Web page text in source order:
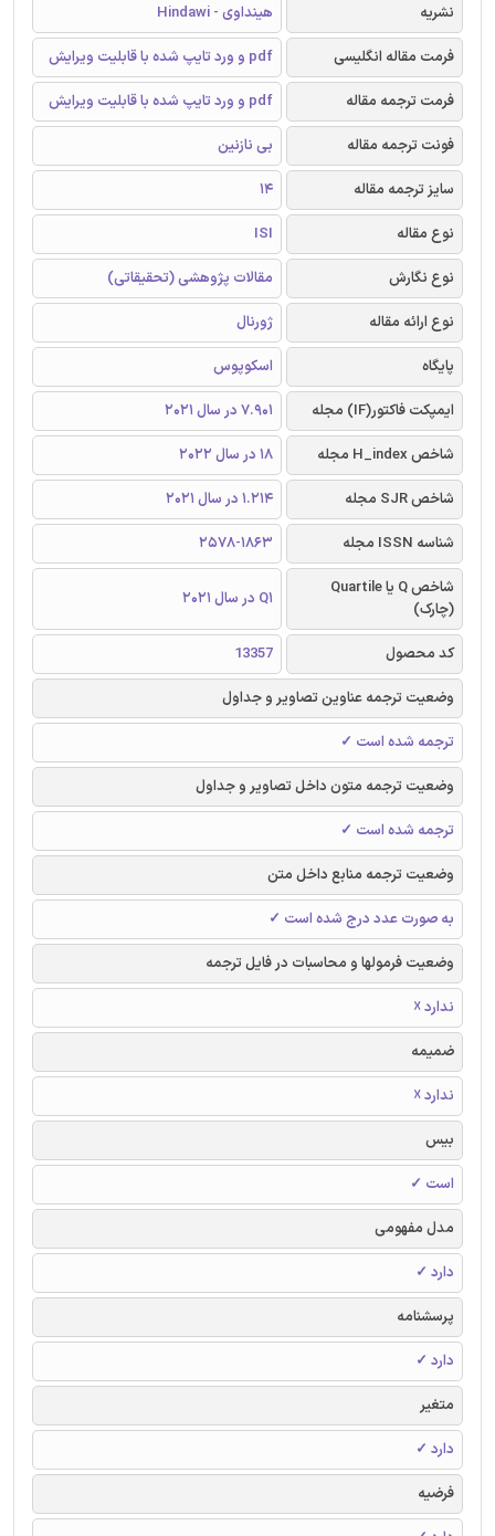
نشریه
هینداوی - Hindawi
فرمت مقاله انگلیسی
pdf و ورد تایپ شده با قابلیت ویرایش
فرمت ترجمه مقاله
pdf و ورد تایپ شده با قابلیت ویرایش
فونت ترجمه مقاله
بی نازنین
سایز ترجمه مقاله
14
نوع مقاله
ISI
نوع نگارش
مقالات پژوهشی (تحقیقاتی)
نوع ارائه مقاله
ژورنال
پایگاه
اسکوپوس
ایمپکت فاکتور(IF) مجله
7.901 در سال 2021
شاخص H_index مجله
18 در سال 2022
شاخص SJR مجله
1.214 در سال 2021
شناسه ISSN مجله
2578-1863
شاخص Q یا Quartile
(چارک)
Q1 در سال 2021
کد محصول
13357
وضعیت ترجمه عناوین تصاویر و جداول
ترجمه شده است ✓
وضعیت ترجمه متون داخل تصاویر و جداول
ترجمه شده است ✓
وضعیت ترجمه منابع داخل متن
به صورت عدد درج شده است ✓
وضعیت فرمولها و محاسبات در فایل ترجمه
ندارد ☓
ضمیمه
ندارد ☓
بیس
است ✓
مدل مفهومی
دارد ✓
پرسشنامه
دارد ✓
متغیر
دارد ✓
فرضیه